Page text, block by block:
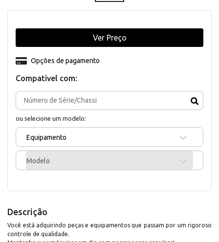
Compativel com:
ou selecione um modelo:
Equipamento
Modelo
Opções de pagamento
Ver Preço
Descrição
Você está adquirindo peças e equipamentos que passam por um rigoroso
controle de qualidade.